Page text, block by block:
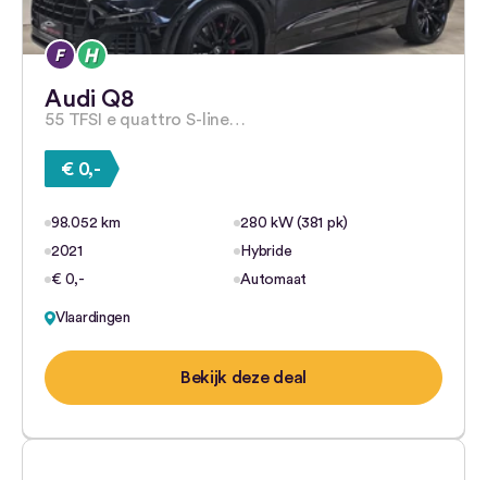
Audi Q8
55 TFSI e quattro S-line…
€ 0,-
98.052 km
280 kW (381 pk)
2021
Hybride
€ 0,-
Automaat
Vlaardingen
Bekijk deze deal